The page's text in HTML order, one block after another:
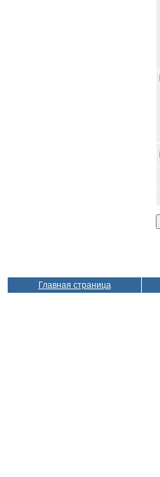
Главная страница